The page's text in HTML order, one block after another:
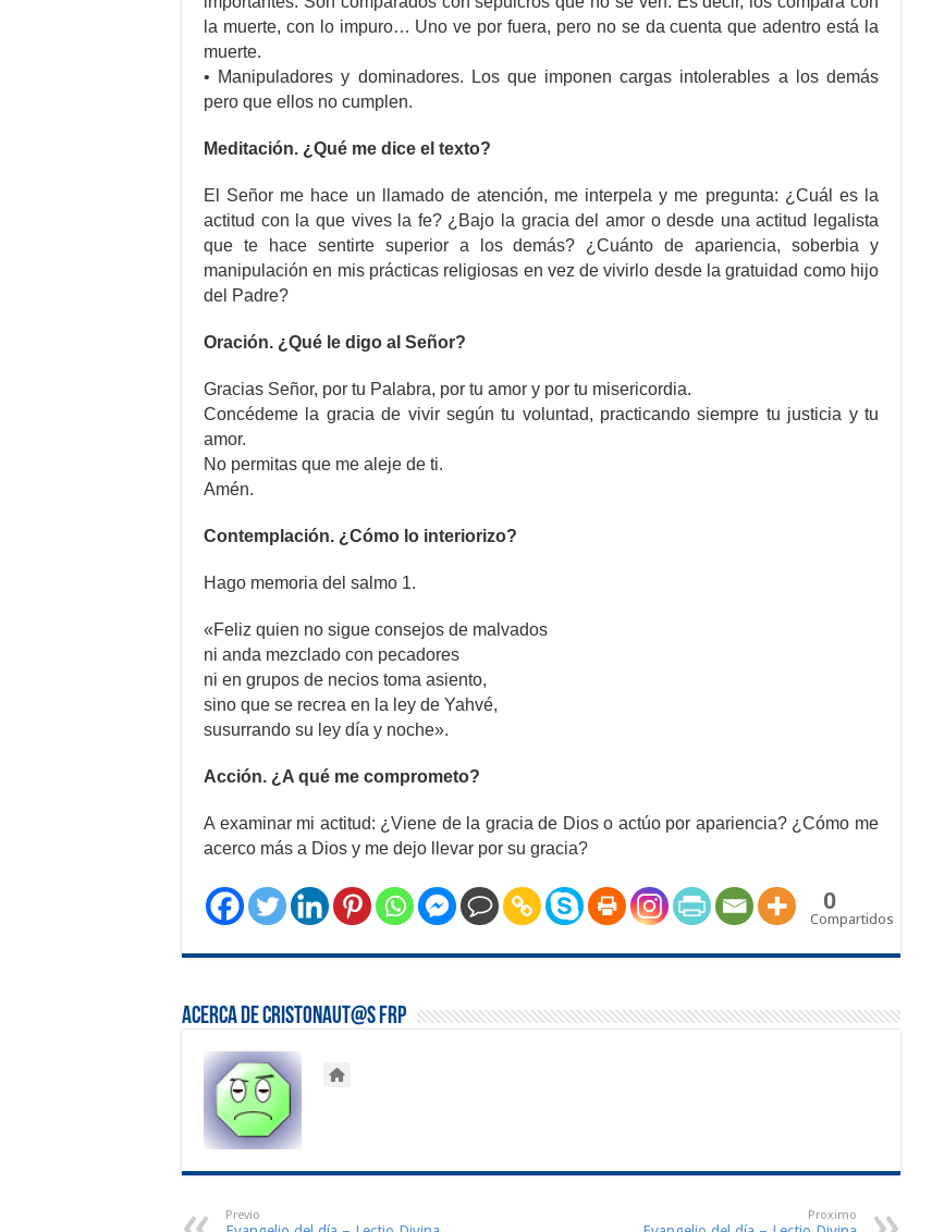
la muerte, con lo impuro… Uno ve por fuera, pero no se da cuenta que adentro está la
muerte.
• Manipuladores y dominadores. Los que imponen cargas intolerables a los demás
pero que ellos no cumplen.
Meditación. ¿Qué me dice el texto?
El Señor me hace un llamado de atención, me interpela y me pregunta: ¿Cuál es la
actitud con la que vives la fe? ¿Bajo la gracia del amor o desde una actitud legalista
que te hace sentirte superior a los demás? ¿Cuánto de apariencia, soberbia y
manipulación en mis prácticas religiosas en vez de vivirlo desde la gratuidad como hijo
del Padre?
Oración. ¿Qué le digo al Señor?
Gracias Señor, por tu Palabra, por tu amor y por tu misericordia.
Concédeme la gracia de vivir según tu voluntad, practicando siempre tu justicia y tu
amor.
No permitas que me aleje de ti.
Amén.
Contemplación. ¿Cómo lo interiorizo?
Hago memoria del salmo 1.
«Feliz quien no sigue consejos de malvados
ni anda mezclado con pecadores
ni en grupos de necios toma asiento,
sino que se recrea en la ley de Yahvé,
susurrando su ley día y noche».
Acción. ¿A qué me comprometo?
A examinar mi actitud: ¿Viene de la gracia de Dios o actúo por apariencia? ¿Cómo me
acerco más a Dios y me dejo llevar por su gracia?
0
Compartidos
Acerca de Cristonaut@s FRP
Previo Proximo